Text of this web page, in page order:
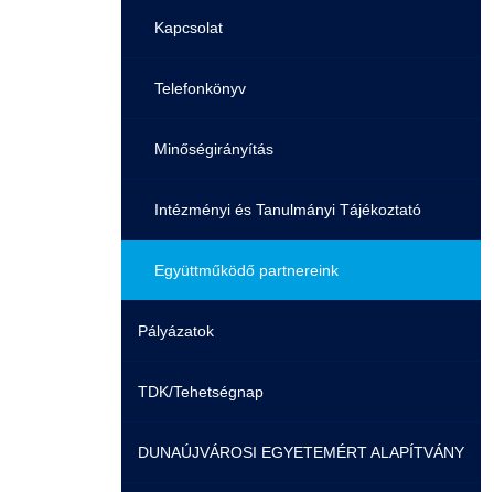
Családbarát Szolgáltató
EHÖK
Hallgatókra érvényes szabályzatok
Ösztöndíjak
Kiemelt ösztöndíjak
Nemzetközi Lehetőségek
Szolgáltatások
Fordítási Szolgáltatások
Origó nyelvvizsga
HASIT
Neptun
Moodle
K+F+I
Átjelentkezőknek
Kapcsolat
TDK/Tehetségnap
Kapcsolat
Telefonkönyv
Minőségirányítás
Intézményi és Tanulmányi Tájékoztató
Együttműködő partnereink
Pályázatok
TDK/Tehetségnap
DUNAÚJVÁROSI EGYETEMÉRT ALAPÍTVÁNY